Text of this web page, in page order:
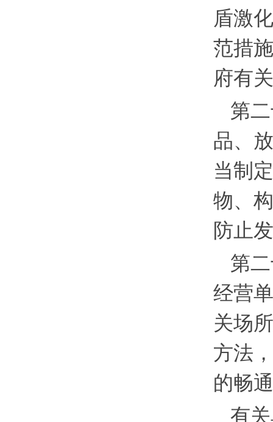
盾激
范措
府有
第
品、
当制
物、
防止
第
经营
关场
方法
的畅
有